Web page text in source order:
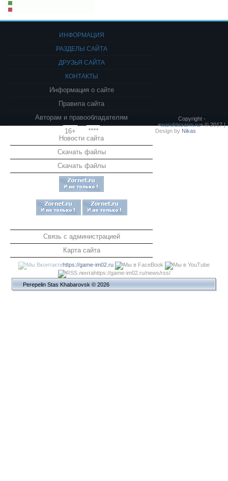
ИНФОРМАЦИЯ
РАЗДЕЛЫ САЙТА
ДРУЗЬЯ САЙТА
КОНТАКТЫ
Информация о сайте
Правила сайта
Авторам и правообладателям
16+
****
Новости сайта
Скачать файлы
Скачать файлы
Связь с администрацией
Карта сайта
Copyright -
«warofdezarm.ru» © 2017 |
Design by Nikas
https://game-im02.ru
https://game-im02.ru/news/rss/
Perepelin Stas Khabarovsk © 2026